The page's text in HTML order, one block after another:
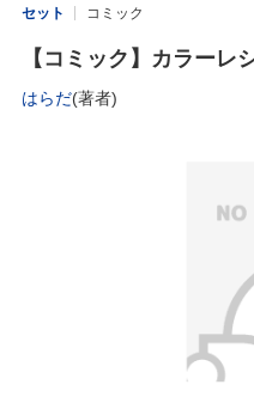
セット コミック
【コミック】カラーレ
はらだ(著者)